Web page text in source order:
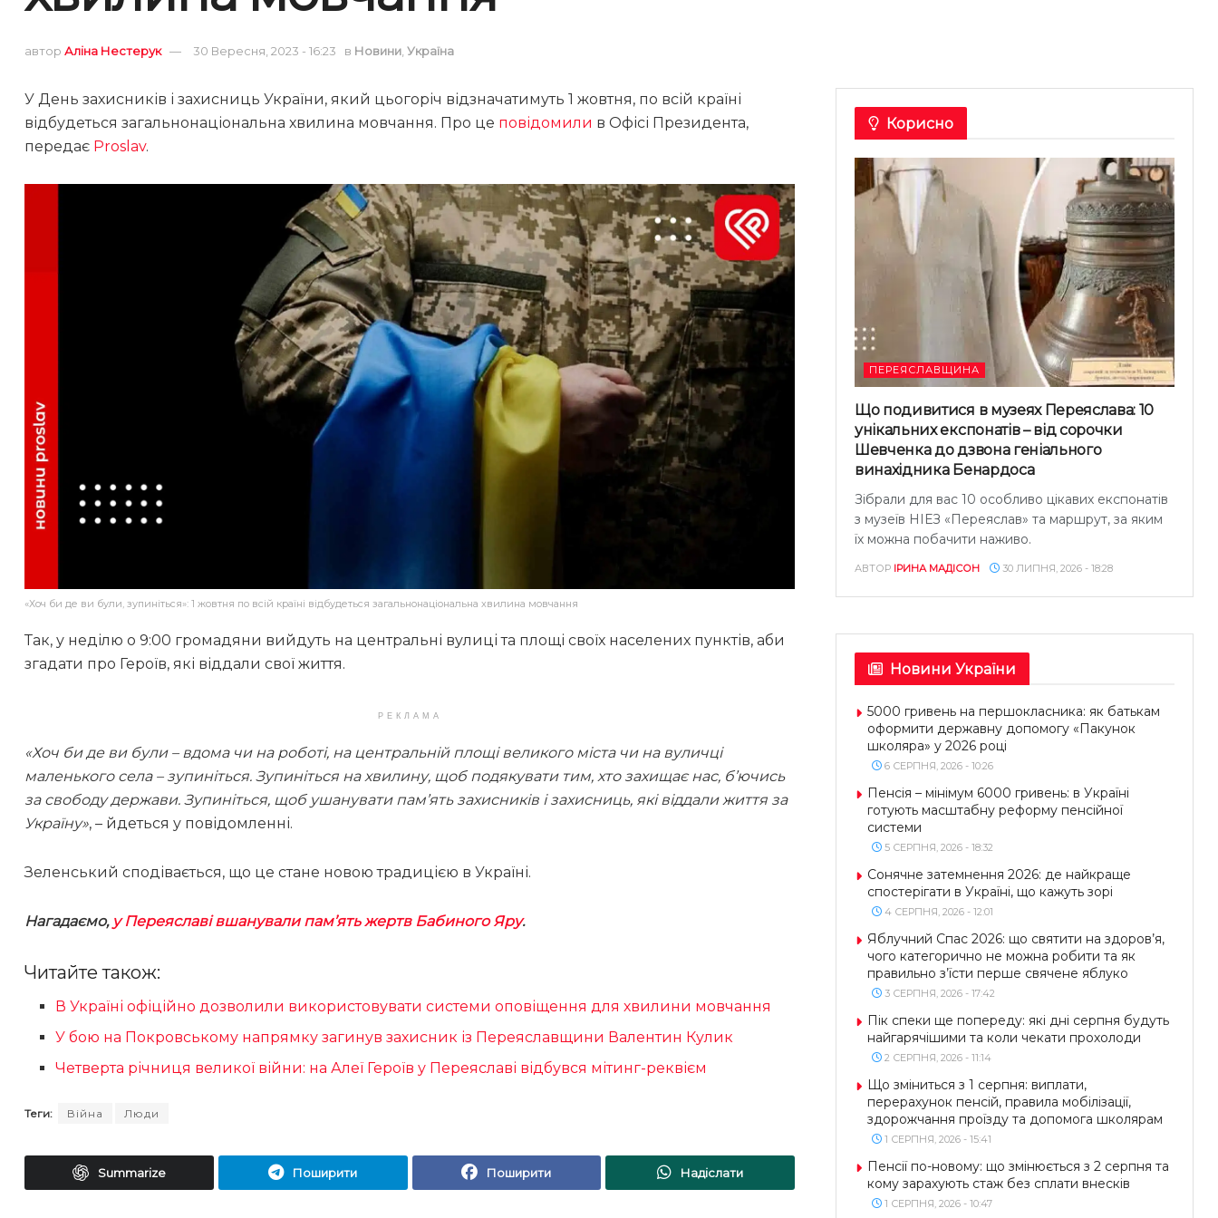
автор Аліна Нестерук 30 Вересня, 2023 - 16:23 в Новини, Україна
У День захисників і захисниць України, який цьогоріч відзначатимуть 1 жовтня, по всій країні
відбудеться загальнонаціональна хвилина мовчання. Про це повідомили в Офісі Президента,
передає Proslav.
«Хоч би де ви були, зупиніться»: 1 жовтня по всій країні відбудеться загальнонаціональна хвилина мовчання
Так, у неділю о 9:00 громадяни вийдуть на центральні вулиці та площі своїх населених пунктів, аби
згадати про Героїв, які віддали свої життя.
РЕКЛАМА
«Хоч би де ви були – вдома чи на роботі, на центральній площі великого міста чи на вуличці
маленького села – зупиніться. Зупиніться на хвилину, щоб подякувати тим, хто захищає нас, б’ючись
за свободу держави. Зупиніться, щоб ушанувати пам’ять захисників і захисниць, які віддали життя за
Україну», – йдеться у повідомленні.
Зеленський сподівається, що це стане новою традицією в Україні.
Нагадаємо, у Переяславі вшанували пам’ять жертв Бабиного Яру.
Читайте також:
В Україні офіційно дозволили використовувати системи оповіщення для хвилини мовчання
У бою на Покровському напрямку загинув захисник із Переяславщини Валентин Кулик
Четверта річниця великої війни: на Алеї Героїв у Переяславі відбувся мітинг-реквієм
Теги: Війна Люди
Summarize Поширити Поширити Надіслати
Корисно
ПЕРЕЯСЛАВЩИНА
Що подивитися в музеях Переяслава: 10
унікальних експонатів – від сорочки
Шевченка до дзвона геніального
винахідника Бенардоса
Зібрали для вас 10 особливо цікавих експонатів
з музеїв НІЕЗ «Переяслав» та маршрут, за яким
їх можна побачити наживо.
АВТОР ІРИНА МАДІСОН 30 ЛИПНЯ, 2026 - 18:28
Новини України
5000 гривень на першокласника: як батькам
оформити державну допомогу «Пакунок
школяра» у 2026 році
6 СЕРПНЯ, 2026 - 10:26
Пенсія – мінімум 6000 гривень: в Україні
готують масштабну реформу пенсійної
системи
5 СЕРПНЯ, 2026 - 18:32
Сонячне затемнення 2026: де найкраще
спостерігати в Україні, що кажуть зорі
4 СЕРПНЯ, 2026 - 12:01
Яблучний Спас 2026: що святити на здоров’я,
чого категорично не можна робити та як
правильно з’їсти перше свячене яблуко
3 СЕРПНЯ, 2026 - 17:42
Пік спеки ще попереду: які дні серпня будуть
найгарячішими та коли чекати прохолоди
2 СЕРПНЯ, 2026 - 11:14
Що зміниться з 1 серпня: виплати,
перерахунок пенсій, правила мобілізації,
здорожчання проїзду та допомога школярам
1 СЕРПНЯ, 2026 - 15:41
Пенсії по-новому: що змінюється з 2 серпня та
кому зарахують стаж без сплати внесків
1 СЕРПНЯ, 2026 - 10:47